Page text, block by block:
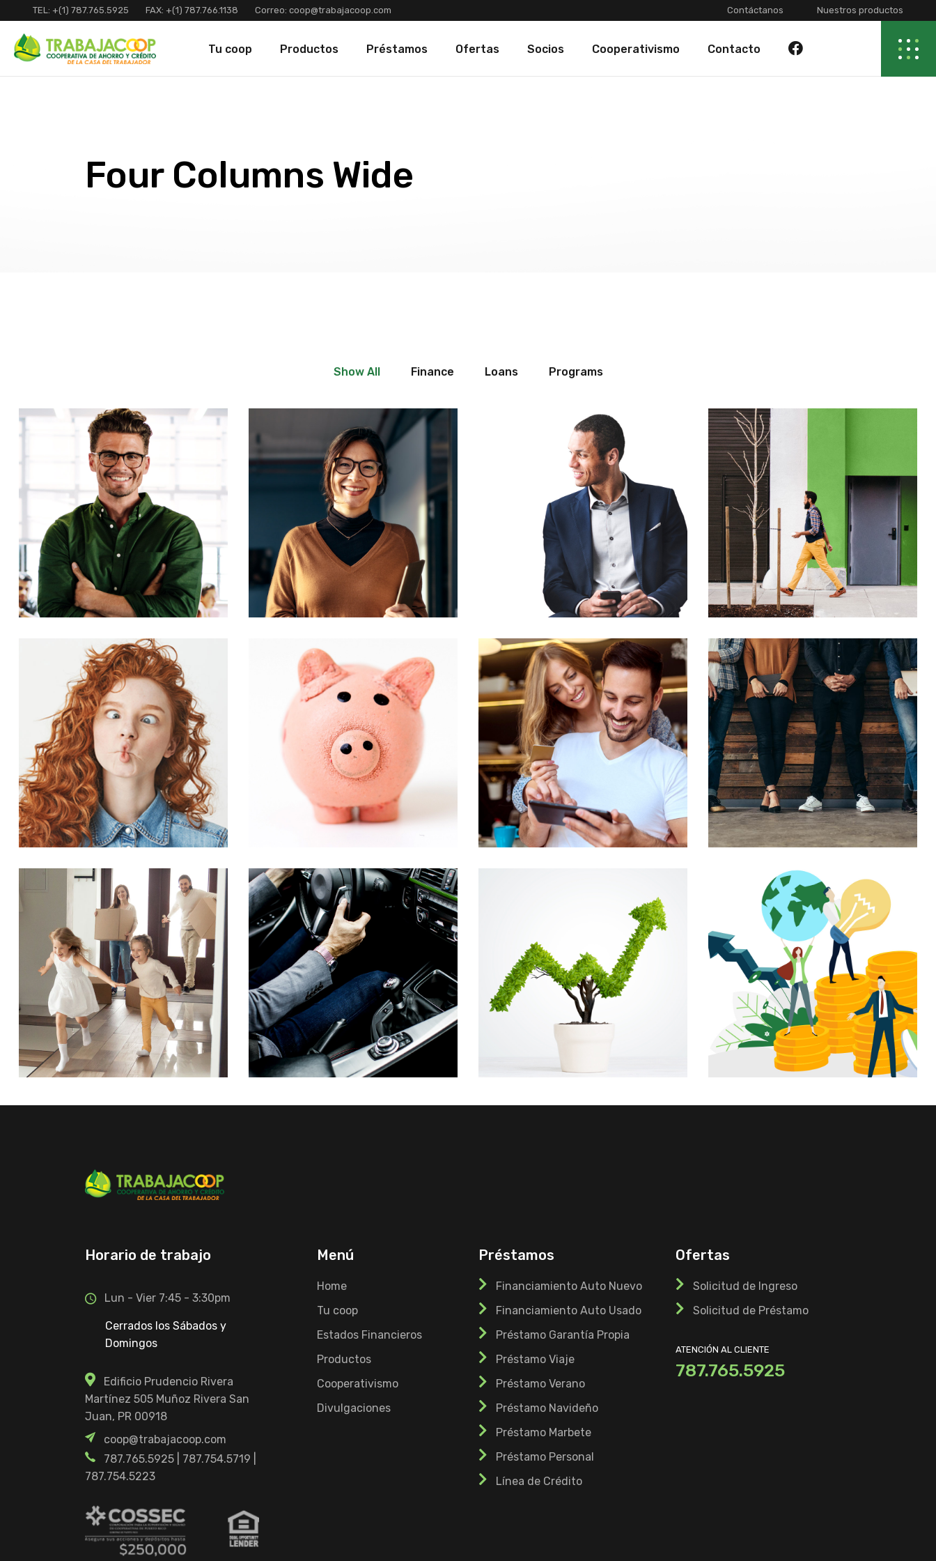
TEL: +(1) 787.765.5925 FAX: +(1) 787.766.1138 Correo: coop@trabajacoop.com Contáctanos Nuestros productos
Tu coop Productos Préstamos Ofertas Socios Cooperativismo Contacto
Solicitud de Préstamo
Four Columns Wide
Show All Finance Loans Programs
Horario de trabajo
Lun - Vier 7:45 - 3:30pm
Cerrados los Sábados y
Domingos
Edificio Prudencio Rivera
Martínez 505 Muñoz Rivera San
Juan, PR 00918
coop@trabajacoop.com
787.765.5925
787.754.5719
787.754.5223
Menú
Home
Tu coop
Estados Financieros
Productos
Cooperativismo
Divulgaciones
Préstamos
Financiamiento Auto Nuevo
Financiamiento Auto Usado
Préstamo Garantía Propia
Préstamo Viaje
Préstamo Verano
Préstamo Navideño
Préstamo Marbete
Préstamo Personal
Línea de Crédito
Ofertas
Solicitud de Ingreso
Solicitud de Préstamo
ATENCIÓN AL CLIENTE
787.765.5925